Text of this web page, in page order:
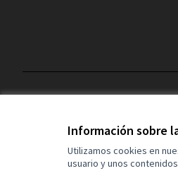
Información sobre
Utilizamos cookies en
usuario y unos